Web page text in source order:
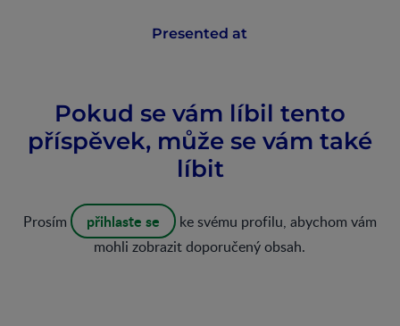
Presented at
Pokud se vám líbil tento
příspěvek, může se vám také
líbit
Prosím přihlaste se
ke svému profilu, abychom vám
mohli zobrazit doporučený obsah.